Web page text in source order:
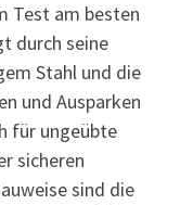
Test am besten
durch seine
Stahl und die
und Ausparken
für ungeübte
sicheren
sind die